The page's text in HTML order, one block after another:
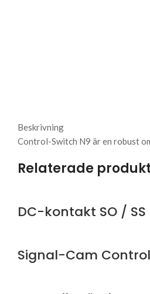
Beskrivning
Control-Switch N9 är en robust
Relaterade
DC-kontakt SO / SS
Signal-Cam